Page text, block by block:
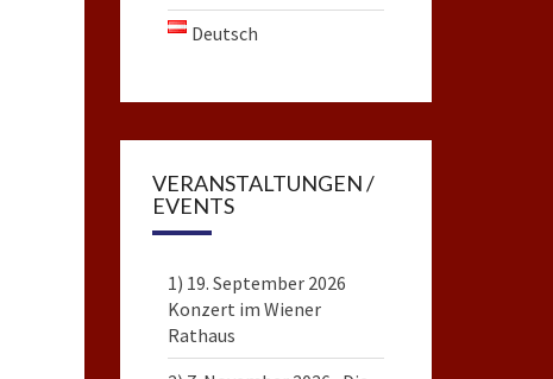
Deutsch
VERANSTALTUNGEN /
EVENTS
1) 19. September 2026
Konzert im Wiener
Rathaus